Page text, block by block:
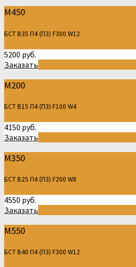
М450
БСТ В35 П4 (П3) F300 W12
5200 руб.
Заказать
М200
БСТ В15 П4 (П3) F100 W4
4150 руб.
Заказать
М350
БСТ В25 П4 (П3) F200 W8
4550 руб.
Заказать
М550
БСТ В40 П4 (П3) F300 W12